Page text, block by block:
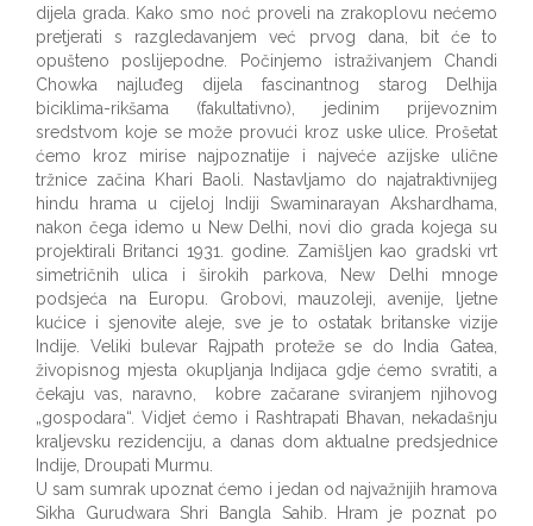
dijela grada. Kako smo noć proveli na zrakoplovu nećemo
pretjerati s razgledavanjem već prvog dana, bit će to
opušteno poslijepodne. Počinjemo istraživanjem Chandi
Chowka najluđeg dijela fascinantnog starog Delhija
biciklima-rikšama (fakultativno), jedinim prijevoznim
sredstvom koje se može provući kroz uske ulice. Prošetat
ćemo kroz mirise najpoznatije i najveće azijske ulične
tržnice začina Khari Baoli. Nastavljamo do najatraktivnijeg
hindu hrama u cijeloj Indiji Swaminarayan Akshardhama,
nakon čega idemo u New Delhi, novi dio grada kojega su
projektirali Britanci 1931. godine. Zamišljen kao gradski vrt
simetričnih ulica i širokih parkova, New Delhi mnoge
podsjeća na Europu. Grobovi, mauzoleji, avenije, ljetne
kućice i sjenovite aleje, sve je to ostatak britanske vizije
Indije. Veliki bulevar Rajpath proteže se do India Gatea,
živopisnog mjesta okupljanja Indijaca gdje ćemo svratiti, a
čekaju vas, naravno, kobre začarane sviranjem njihovog
„gospodara“. Vidjet ćemo i Rashtrapati Bhavan, nekadašnju
kraljevsku rezidenciju, a danas dom aktualne predsjednice
Indije, Droupati Murmu.
U sam sumrak upoznat ćemo i jedan od najvažnijih hramova
Sikha Gurudwara Shri Bangla Sahib. Hram je poznat po